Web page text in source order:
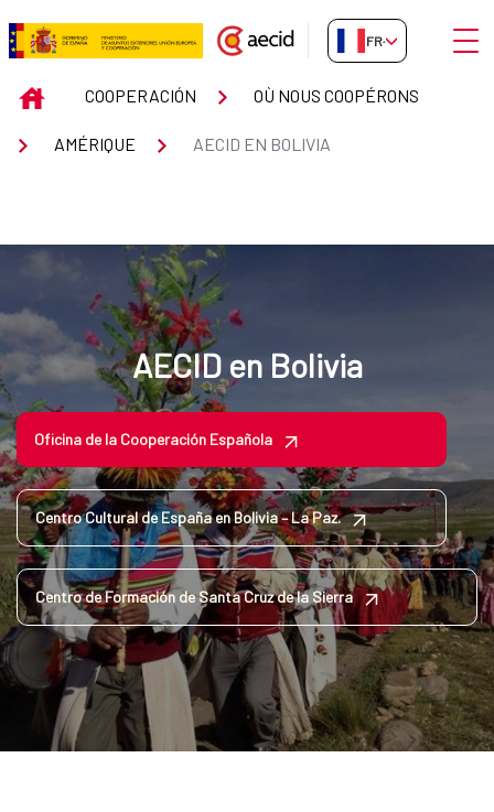
Saut au contenu principal
AECID en Bolivia
FR-FR
INICIOCOOPERACIÓN OÙ NOUS COOPÉRONS
AMÉRIQUE AECID EN BOLIVIA
AECID en Bolivia
Oficina de la Cooperación Española
Centro Cultural de España en Bolivia – La Paz.
Centro de Formación de Santa Cruz de la Sierra